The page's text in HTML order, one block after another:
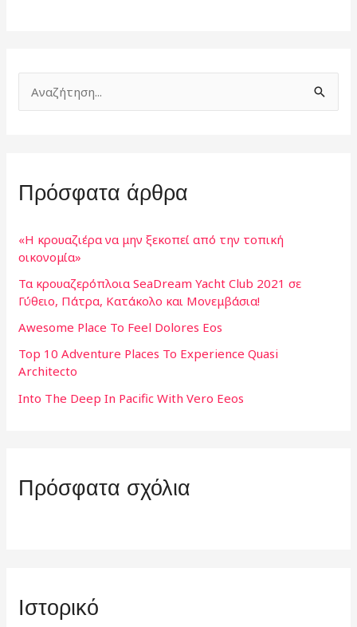
ή
η
σ
η
γ
ι
α
Πρόσφατα άρθρα
«Η κρουαζιέρα να μην ξεκοπεί από την τοπική
οικονομία»
Τα κρουαζερόπλοια SeaDream Yacht Club 2021 σε
Γύθειο, Πάτρα, Κατάκολο και Μονεμβάσια!
Awesome Place To Feel Dolores Eos
Top 10 Adventure Places To Experience Quasi
Architecto
Into The Deep In Pacific With Vero Eeos
Πρόσφατα σχόλια
Ιστορικό